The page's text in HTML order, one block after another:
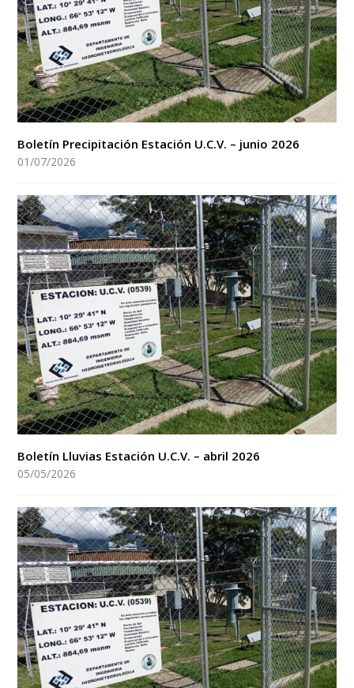
Boletín Precipitación Estación U.C.V. – junio 2026
01/07/2026
Boletín Lluvias Estación U.C.V. – abril 2026
05/05/2026